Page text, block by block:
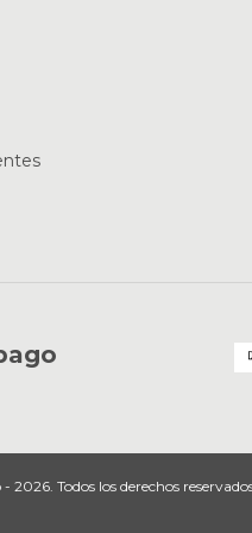
Todos los derechos